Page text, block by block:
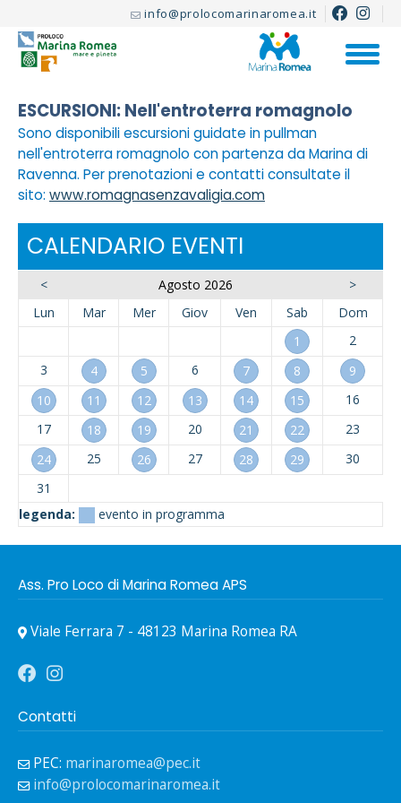
info@prolocomarinaromea.it
ESCURSIONI: Nell'entroterra romagnolo
Sono disponibili escursioni guidate in pullman
nell'entroterra romagnolo con partenza da Marina di
Ravenna. Per prenotazioni e contatti consultate il
sito: www.romagnasenzavaligia.com
CALENDARIO EVENTI
< Agosto 2026
>
Lun
Mar Mer Giov Ven Sab
Dom
1
2
3
4 5 6 7 8
9
10
11 12 13 14 15
16
17
18 19 20 21 22
23
24
25 26 27 28 29
30
31
legenda:
evento in programma
Ass. Pro Loco di Marina Romea APS
Viale Ferrara 7 - 48123 Marina Romea RA
Contatti
PEC: marinaromea@pec.it
info@prolocomarinaromea.it